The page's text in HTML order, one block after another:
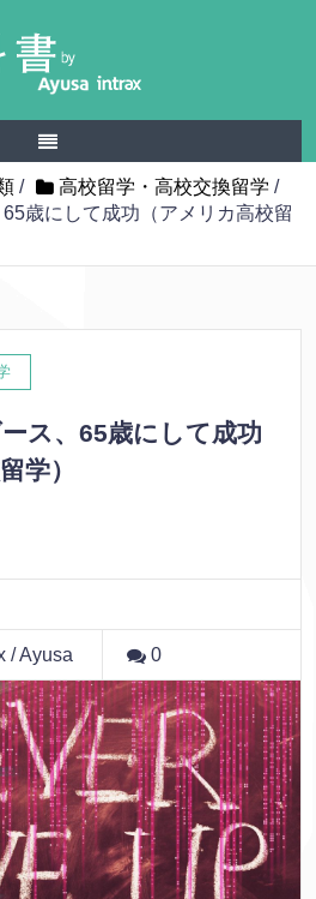
/ 高校留学・高校交換留学 /
歳にして成功（アメリカ高校留
ス、65歳にして成功
学）
/ Ayusa 0